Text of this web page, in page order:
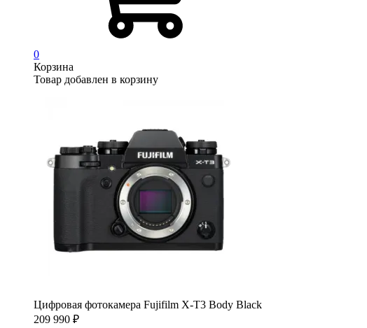
0
Корзина
Товар добавлен в корзину
Цифровая фотокамера Fujifilm X-T3 Body Black
209 990 ₽